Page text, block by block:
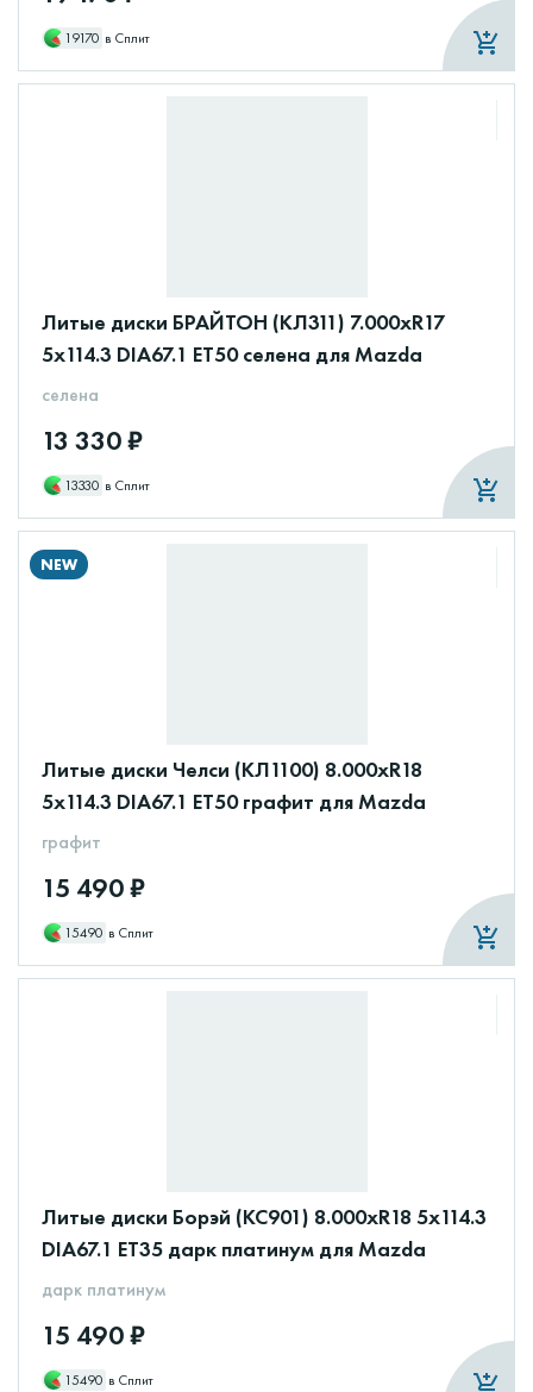
19170 в Сплит
Литые диски БРАЙТОН (КЛ311) 7.000xR17
5x114.3 DIA67.1 ET50 селена для Mazda
селена
13 330 ₽
13330 в Сплит
NEW
Литые диски Челси (КЛ1100) 8.000xR18
5x114.3 DIA67.1 ET50 графит для Mazda
графит
15 490 ₽
15490 в Сплит
Литые диски Борэй (КС901) 8.000xR18 5x114.3
DIA67.1 ET35 дарк платинум для Mazda
дарк платинум
15 490 ₽
15490 в Сплит